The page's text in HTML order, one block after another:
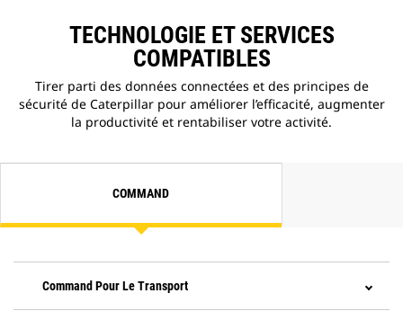
TECHNOLOGIE ET SERVICES
COMPATIBLES
Tirer parti des données connectées et des principes de
sécurité de Caterpillar pour améliorer l’efficacité, augmenter
la productivité et rentabiliser votre activité.
COMMAND
Command Pour Le Transport